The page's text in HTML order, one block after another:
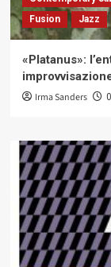
Fusion
Jazz
«Platanus»:
Irma Sanders